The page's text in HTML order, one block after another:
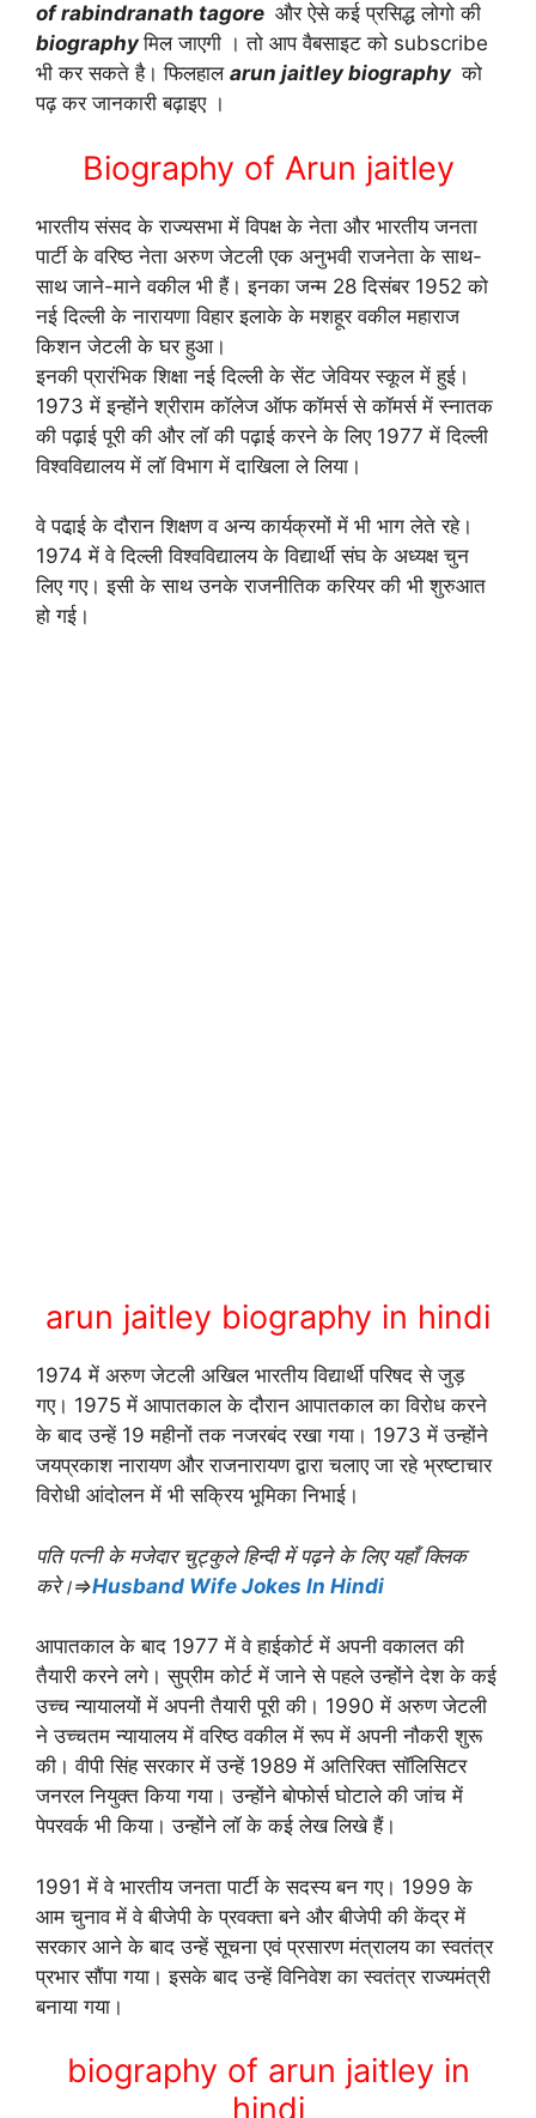
of rabindranath tagore और ऐसे कई प्रसिद्ध लोगो की
biographyमिल जाएगी । तो आप वैबसाइट को subscribe
भी कर सकते है। फिलहाल arun jaitley biography को
पढ़ कर जानकारी बढ़ाइए ।
Biography of Arun jaitley
भारतीय संसद के राज्‍यसभा में विपक्ष के नेता और भारतीय जनता
पार्टी के वरिष्‍ठ नेता अरुण जेटली एक अनुभवी राजनेता के साथ-
साथ जाने-माने वकील भी हैं। इनका जन्‍म 28 दिसंबर 1952 को
नई दिल्‍ली के नारायणा विहार इलाके के मशहूर वकील महाराज
किशन जेटली के घर हुआ।
इनकी प्रारंभिक शिक्षा नई दिल्‍ली के सेंट जेवियर स्‍कूल में हुई।
1973 में इन्होंने श्रीराम कॉलेज ऑफ कॉमर्स से कॉमर्स में स्‍नातक
की पढ़ाई पूरी की और लॉ की पढ़ाई करने के लिए 1977 में दिल्‍ली
विश्‍वविद्यालय में लॉ विभाग में दाखिला ले लिया।
वे पढा़ई के दौरान शिक्षण व अन्‍य कार्यक्रमों में भी भाग लेते रहे।
1974 में वे दिल्‍ली विश्‍वविद्यालय के विद्यार्थी संघ के अध्‍यक्ष चुन
लिए गए। इसी के साथ उनके राजनीतिक करियर की भी शुरुआत
हो गई।
arun jaitley biography in hindi
1974 में अरुण जेटली अखिल भारतीय विद्यार्थी परिषद से जुड़
गए। 1975 में आपातकाल के दौरान आपातकाल का विरोध करने
के बाद उन्‍हें 19 महीनों तक नजरबंद रखा गया। 1973 में उन्होंने
जयप्रकाश नारायण और राजनारायण द्वारा चलाए जा रहे भ्रष्‍टाचार
विरोधी आंदोलन में भी सक्रिय भूमिका निभाई।
पति पत्नी के मजेदार चुट्कुले हिन्दी में पढ़ने के लिए यहाँ क्लिक
करे।⇒Husband Wife Jokes In Hindi
आपातकाल के बाद 1977 में वे हाईकोर्ट में अपनी वकालत की
तैयारी करने लगे। सुप्रीम कोर्ट में जाने से पहले उन्होंने देश के कई
उच्‍च न्‍यायालयों में अपनी तैयारी पूरी की। 1990 में अरुण जेटली
ने उच्‍चतम न्‍यायालय में वरिष्‍ठ वकील में रूप में अपनी नौकरी शुरू
की। वीपी सिंह सरकार में उन्‍हें 1989 में अतिरिक्त सॉलिसिटर
जनरल नियुक्त किया गया। उन्‍होंने बोफोर्स घोटाले की जांच में
पेपरवर्क भी किया। उन्होंने लॉ के कई लेख लिखे हैं।
1991 में वे भारतीय जनता पार्टी के सदस्‍य बन गए। 1999 के
आम चुनाव में वे बीजेपी के प्रवक्‍ता बने और बीजेपी की केंद्र में
सरकार आने के बाद उन्‍हें सूचना एवं प्रसारण मंत्रालय का स्‍वतंत्र
प्रभार सौंपा गया। इसके बाद उन्‍हें विनिवेश का स्‍वतंत्र राज्‍यमंत्री
बनाया गया।
biography of arun jaitley in
hindi